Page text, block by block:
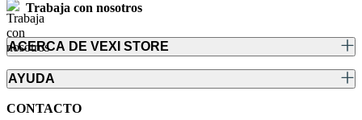
Trabaja con nosotros
ACERCA DE VEXI STORE
AYUDA
CONTACTO